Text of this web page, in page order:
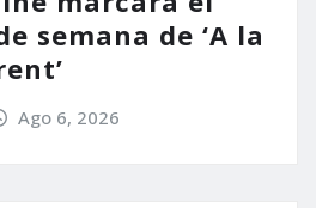
semana de ‘A la
Ago 6, 2026